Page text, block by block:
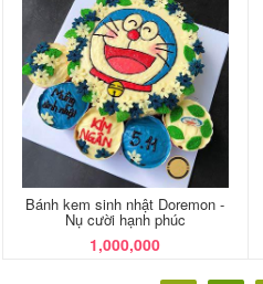
Bánh kem sinh nhật Doremon -
Nụ cười hạnh phúc
1,000,000